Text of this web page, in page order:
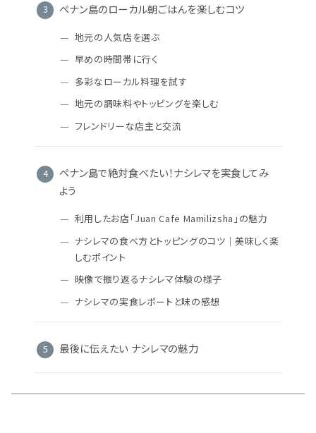
ペナン島のローカル朝ごはんを楽しむコツ
地元の人気店を選ぶ
早めの時間帯に行く
多彩なローカル料理を試す
地元の調味料やトッピングを楽しむ
フレンドリーな店主と交流
ペナン島で絶対食べたい！ナシレマを実食してみ
よう
利用したお店「Juan Cafe Mamilizsha」の魅力
ナシレマの食べ方とトッピングのコツ｜美味しく楽
しむポイント
映像で振り返るナシレマ体験の様子
ナシレマの実食レポートと味の感想
最後に伝えたい ナシレマの魅力